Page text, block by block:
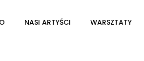
NASI ARTYŚCI WARSZTATY